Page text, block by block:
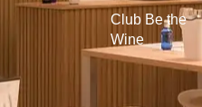
Club Be the
Wine